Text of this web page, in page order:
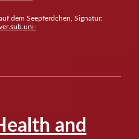
dem Seepferdchen, Signatur:
and